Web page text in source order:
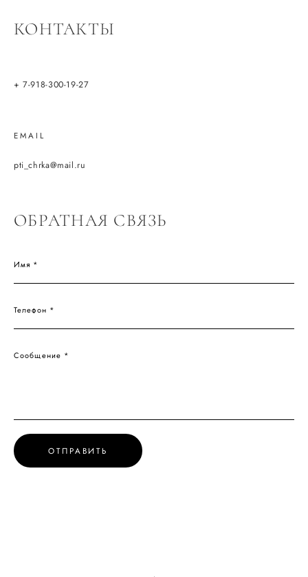
КОНТАКТЫ
+ 7-918-300-19-27
EMAIL
pti_chrka@mail.ru
ОБРАТНАЯ СВЯЗЬ
Имя *
Телефон *
Сообщение *
ОТПРАВИТЬ